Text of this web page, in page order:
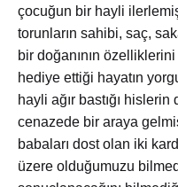
çocuğun bir hayli
torunların sahibi, saç,
bir doğanının
hediye ettiği hayatın
hayli ağır bastığı
cenazede bir araya
babaları dost olan iki
üzere olduğumuzu